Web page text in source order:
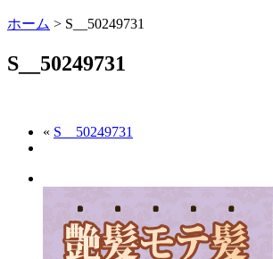
ホーム > S__50249731
S__50249731
« S__50249731